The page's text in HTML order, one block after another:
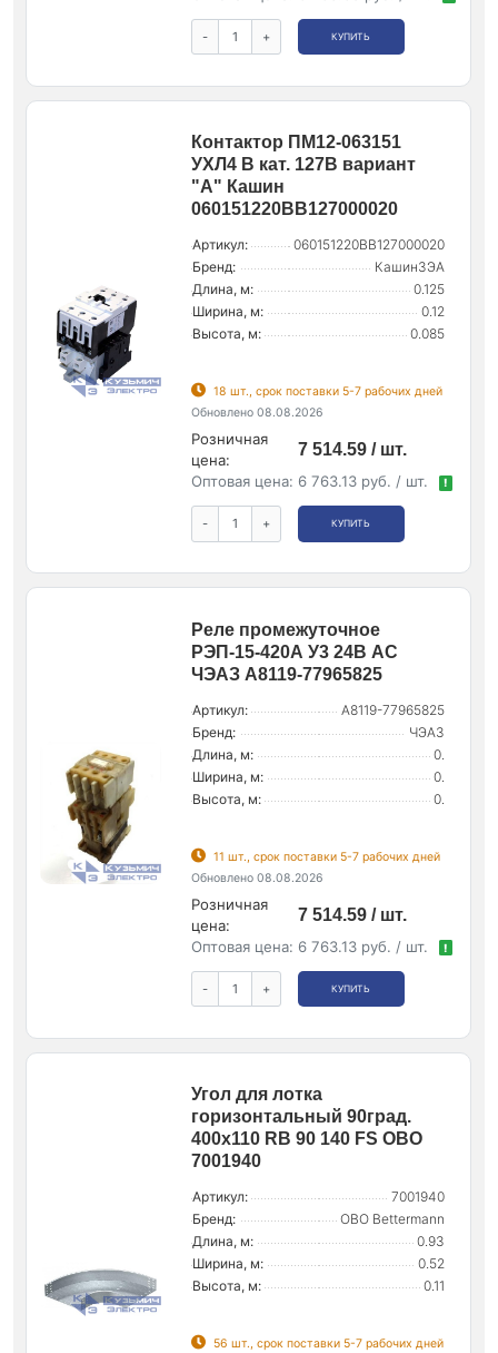
- + КУПИТЬ
Контактор ПМ12-063151
УХЛ4 В кат. 127В вариант
"А" Кашин
060151220ВВ127000020
Артикул:
060151220ВВ127000020
Бренд:
КашинЗЭА
Длина, м:
0.125
Ширина, м:
0.12
Высота, м:
0.085
18 шт., срок поставки 5-7 рабочих дней
Обновлено 08.08.2026
Розничная
цена:
7 514.59 / шт.
Оптовая цена: 6 763.13 руб. / шт. !
- + КУПИТЬ
Реле промежуточное
РЭП-15-420А У3 24В AC
ЧЭАЗ A8119-77965825
Артикул:
A8119-77965825
Бренд:
ЧЭАЗ
Длина, м:
0.
Ширина, м:
0.
Высота, м:
0.
11 шт., срок поставки 5-7 рабочих дней
Обновлено 08.08.2026
Розничная
цена:
7 514.59 / шт.
Оптовая цена: 6 763.13 руб. / шт. !
- + КУПИТЬ
Угол для лотка
горизонтальный 90град.
400х110 RB 90 140 FS OBO
7001940
Артикул:
7001940
Бренд:
OBO Bettermann
Длина, м:
0.93
Ширина, м:
0.52
Высота, м:
0.11
56 шт., срок поставки 5-7 рабочих дней